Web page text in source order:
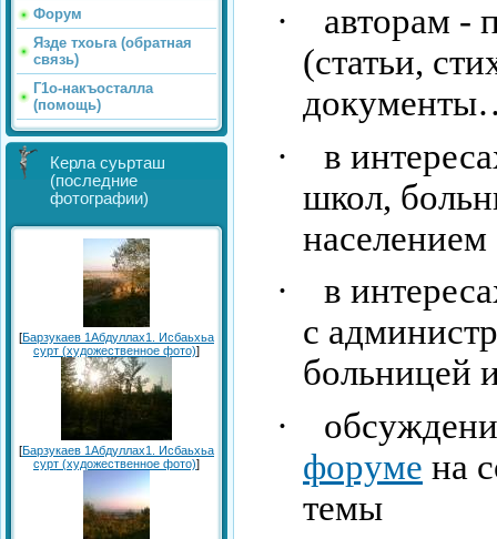
Форум
Язде тхоьга (обратная
связь)
Г1о-накъосталла
(помощь)
Керла суьрташ
(последние
фотографии)
[Барзукаев 1Абдуллах1. Исбаьхьа
сурт (художественное фото)]
[Барзукаев 1Абдуллах1. Исбаьхьа
сурт (художественное фото)]
·
авторам -
(статьи,
·
в
школ,
населением
·
в
с
больницей
·
форуме на
темы